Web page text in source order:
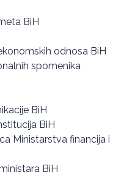
BiH
odnosa BiH
spomenika
BiH
BiH
Ministarstva financija i
BiH